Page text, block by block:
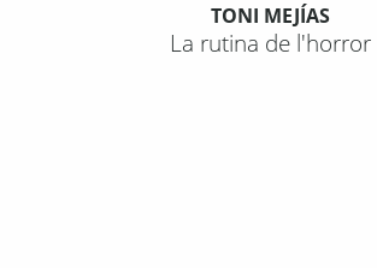
TONI MEJÍAS
La rutina de l'horror